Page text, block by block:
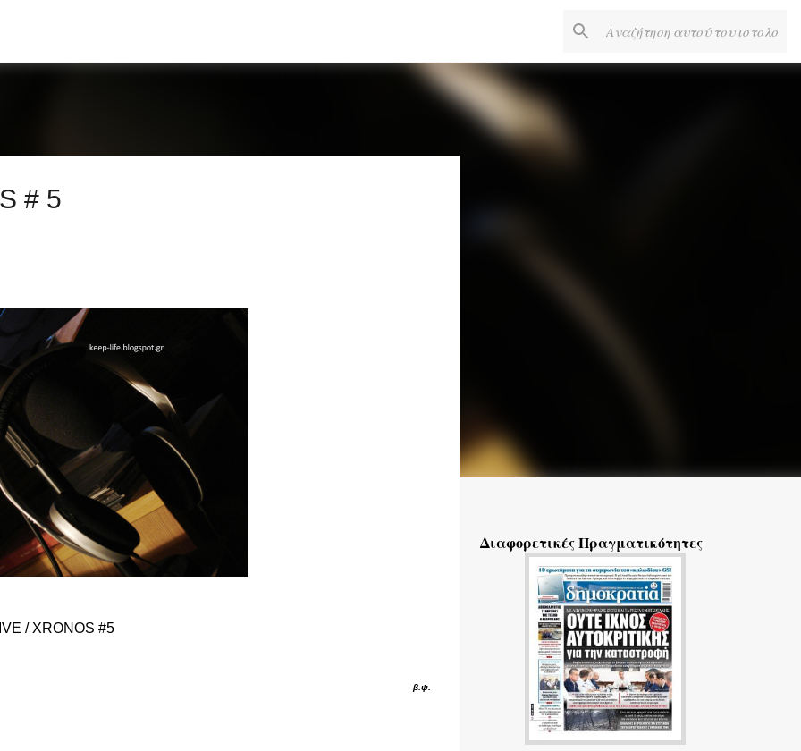
# 5
/ XRONOS #5
β.ψ.
Διαφορετικές Πραγματικότητες